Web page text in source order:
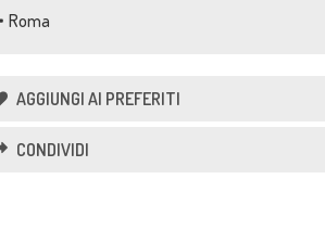
Roma
AGGIUNGI AI PREFERITI
CONDIVIDI